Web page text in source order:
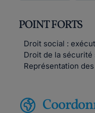
POINT FORTS
Droit social :
Droit de la sécurité
Représentation